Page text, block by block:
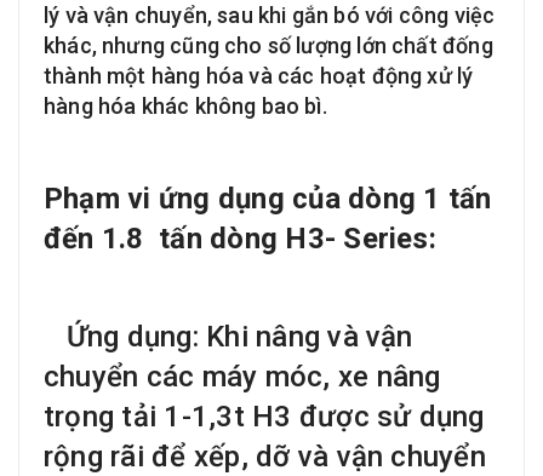
lý và vận chuyển, sau khi gắn bó với công việc
khác, nhưng cũng cho số lượng lớn chất đống
thành một hàng hóa và các hoạt động xử lý
hàng hóa khác không bao bì.
Phạm vi ứng dụng của dòng 1 tấn
đến 1.8 tấn dòng H3- Series:
Ứng dụng: Khi nâng và vận
chuyển các máy móc, xe nâng
trọng tải 1-1,3t H3 được sử dụng
rộng rãi để xếp, dỡ và vận chuyển